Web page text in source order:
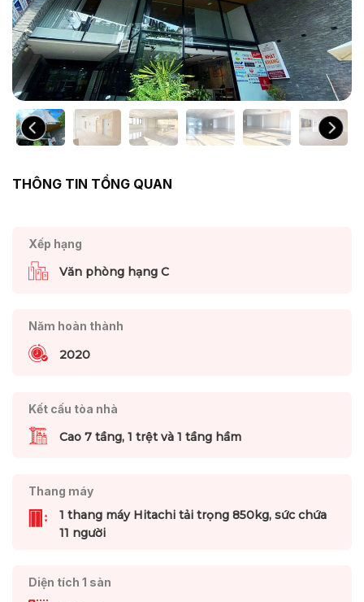
THÔNG TIN TỔNG QUAN
Xếp hạng
Văn phòng hạng C
Năm hoàn thành
2020
Kết cấu tòa nhà
Cao 7 tầng, 1 trệt và 1 tầng hầm
Thang máy
1 thang máy Hitachi tải trọng 850kg, sức chứa
11 người
Diện tích 1 sàn